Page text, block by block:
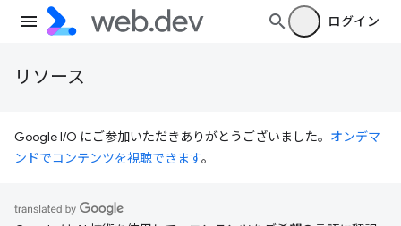
ログイン
リソース
Google I/O にご参加いただきありがとうございました。 オンデマ
ンドでコンテンツを視聴できます。